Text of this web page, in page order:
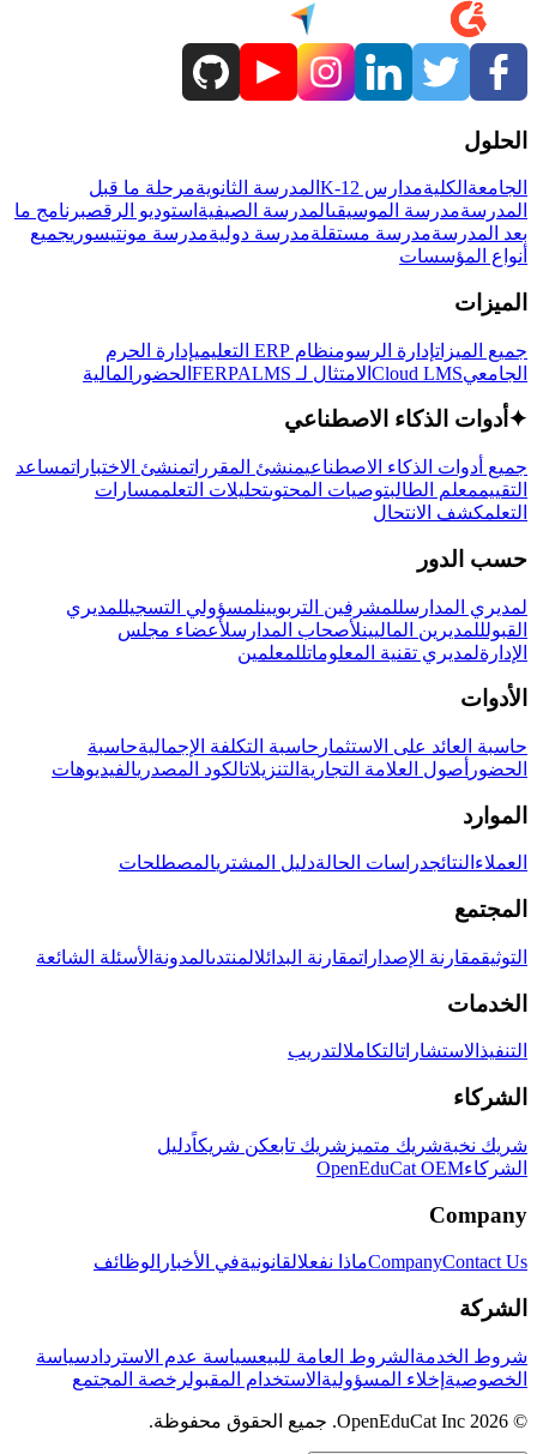
الحلول
الجامعة الكليةمدارس K-12 المدرسة الثانويةمرحلة ما قبل
المدرسةمدرسة الموسيقىالمدرسة الصيفية استوديو الرقصبرنامج ما
بعد المدرسةمدرسة مستقلةمدرسة دوليةمدرسة مونتيسوريجميع
أنواع المؤسسات
الميزات
جميع الميزاتإدارة الرسومنظام ERP التعليمي
إدارة الحرم
الجامعيCloud LMS الامتثال لـ FERPA LMS الحضور المالية
✦ أدوات الذكاء الاصطناعي
جميع أدوات الذكاء الاصطناعيمنشئ المقرراتمنشئ الاختباراتمساعد
التقييممعلم الطالبتوصيات المحتوىتحليلات التعلممسارات
التعلمكشف الانتحال
حسب الدور
لمديري المدارسللمشرفين التربويينلمسؤولي التسجيللمديري
القبولللمديرين الماليينلأصحاب المدارسلأعضاء مجلس
الإدارةلمديري تقنية المعلوماتللمعلمين
الأدوات
حاسبة العائد على الاستثمار حاسبة التكلفة الإجماليةحاسبة
الحضور أصول العلامة التجارية التنزيلاتالكود المصدريالفيديوهات
الموارد
العملاء النتائجدراسات الحالةدليل المشتريالمصطلحات
المجتمع
التوثيقمقارنة الإصداراتمقارنة البدائلالمنتدىالمدونة الأسئلة الشائعة
الخدمات
التنفيذ الاستشاراتالتكاملالتدريب
الشركاء
شريك نخبةشريك متميز شريك تابعكن شريكاًدليل
الشركاءOpenEduCat OEM
Company
CompanyContact Us ماذا نفعلالقانونيةفي الأخبار الوظائف
الشركة
شروط الخدمة الشروط العامة للبيعسياسة عدم الاستردادسياسة
الخصوصية إخلاء المسؤولية الاستخدام المقبولرخصة المجتمع
© 2026 OpenEduCat Inc. جميع الحقوق محفوظة.